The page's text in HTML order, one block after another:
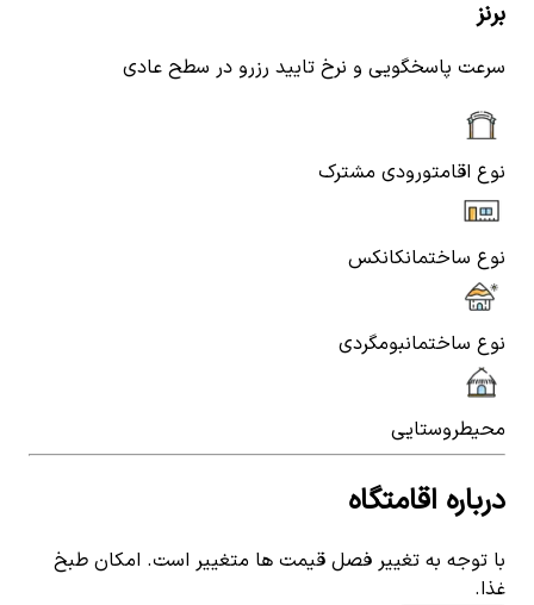
برنز
سرعت پاسخگویی و نرخ تایید رزرو در سطح عادی
نوع اقامتورودی مشترک
نوع ساختمانکانکس
نوع ساختمانبومگردی
محیطروستایی
درباره اقامتگاه
با توجه به تغییر فصل قیمت ها متغییر است. امکان طبخ
غذا.